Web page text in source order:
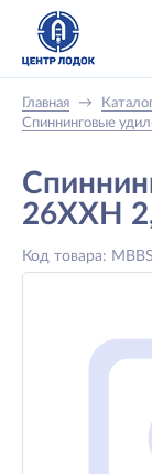
Главная →
Спиннинговые
26XXH
Код товара: